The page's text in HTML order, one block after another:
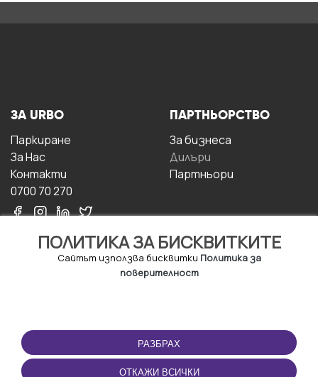
ПОЛИТИКА ЗА БИСКВИТКИТЕ
Сайтът използва бисквитки Политика за
поверителност
РАЗБРАХ
ОТКАЖИ ВСИЧКИ
ЗА URBO
Паркиране
За Hас
Контакти
0700 70 270
ПАРТНЬОРСТВО
За бизнесa
Дилъри
Партньори
ПОЛЗВАНЕ
Правила и условия за
ползване
ПРИЛОЖЕНИЕТО